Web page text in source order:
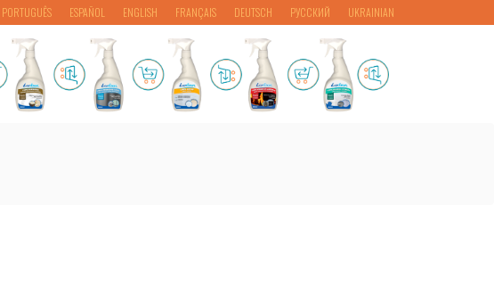
PORTUGUÊS ESPAÑOL ENGLISH FRANÇAIS DEUTSCH РУССКИЙ UKRAINIAN